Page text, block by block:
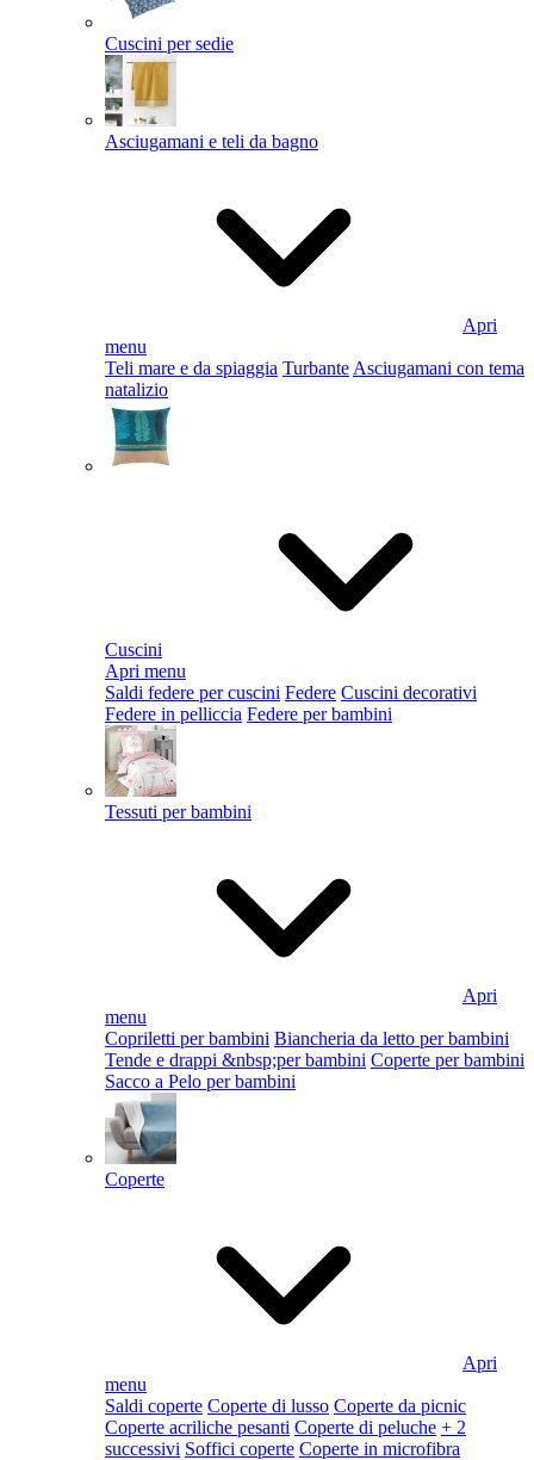
Cuscini per sedie
Asciugamani e teli da bagno
Apri
menu
Teli mare e da spiaggia Turbante Asciugamani con tema
natalizio
Cuscini
Apri menu
Saldi federe per cuscini Federe Cuscini decorativi
Federe in pelliccia Federe per bambini
Tessuti per bambini
Apri
menu
Copriletti per bambini Biancheria da letto per bambini
Tende e drappi &nbsp;per bambini Coperte per bambini
Sacco a Pelo per bambini
Coperte
Apri
menu
Saldi coperte Coperte di lusso Coperte da picnic
Coperte acriliche pesanti Coperte di peluche + 2
successivi Soffici coperte Coperte in microfibra